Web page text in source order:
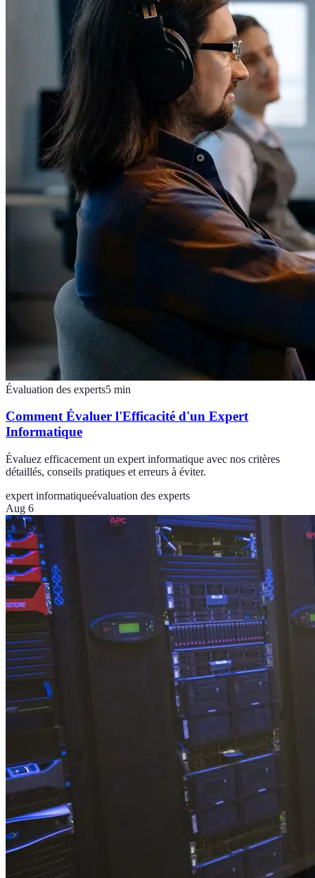
Évaluation des experts5 min
Comment Évaluer l'Efficacité d'un Expert
Informatique
Évaluez efficacement un expert informatique avec nos critères
détaillés, conseils pratiques et erreurs à éviter.
expert informatiqueévaluation des experts
Aug 6